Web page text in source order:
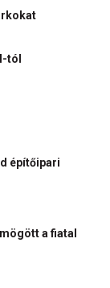
tól
építőipari
a fiatal